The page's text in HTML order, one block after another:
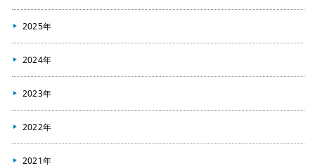
2025年
2024年
2023年
2022年
2021年